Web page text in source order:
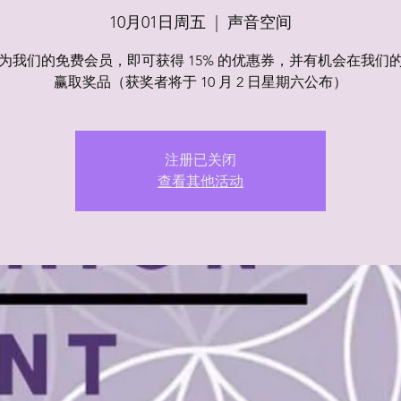
10月01日周五 声音空间
我们的免费会员，即可获得 15% 的优惠券，并有机会在我们
赢取奖品（获奖者将于 10 月 2 日星期六公布）
注册已关闭
查看其他活动